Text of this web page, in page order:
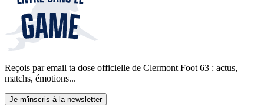
Reçois par email ta dose officielle de Clermont Foot 63 : actus,
matchs, émotions...
Je m'inscris à la newsletter